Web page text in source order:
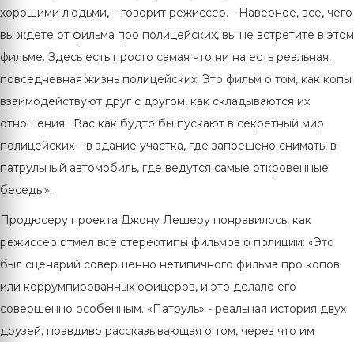
хорошими людьми, – говорит режиссер. - Наверное, все, чего
вы ждете от фильма про полицейских, вы не встретите в этом
фильме. Здесь есть просто самая что ни на есть реальная,
повседневная жизнь полицейских. Это фильм о том, как копы
взаимодействуют друг с другом, как складываются их
отношения. Вас как будто бы пускают в секретный мир
полицейских – в здание участка, где запрещено снимать, в
патрульный автомобиль, где ведутся самые откровенные
беседы».
Продюсеру проекта Джону Лешеру понравилось, как
режиссер отмел все стереотипы фильмов о полиции: «Это
был сценарий совершенно нетипичного фильма про копов
или коррумпированных офицеров, и это делало его
совершенно особенным. «Патруль» - реальная история двух
друзей, правдиво рассказывающая о том, через что им